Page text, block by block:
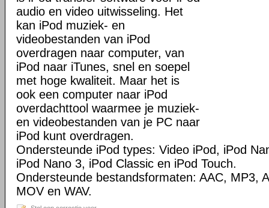
audio en video uitwisseling. Het
kan iPod muziek- en
videobestanden van iPod
overdragen naar computer, van
iPod naar iTunes, snel en soepel
met hoge kwaliteit. Maar het is
ook een computer naar iPod
overdachttool waarmee je muziek-
en videobestanden van je PC naar
iPod kunt overdragen.
Ondersteunde iPod types: Video iPod, iPod
iPod Nano 3, iPod Classic en iPod Touch.
Ondersteunde bestandsformaten: AAC, MP3,
MOV en WAV.